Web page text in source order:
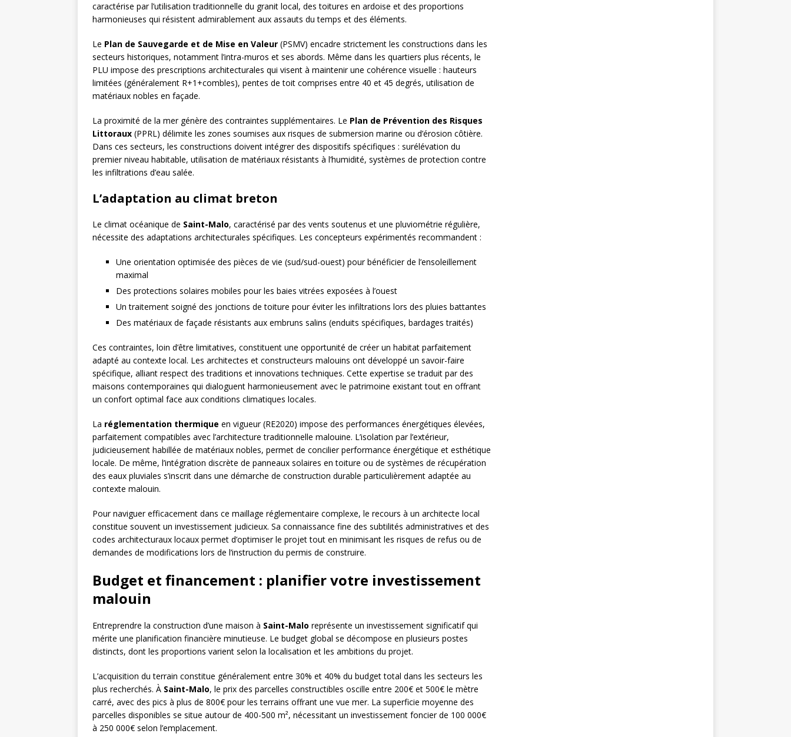
caractérise par l’utilisation traditionnelle du granit local, des toitures en ardoise et des proportions
harmonieuses qui résistent admirablement aux assauts du temps et des éléments.
Le Plan de Sauvegarde et de Mise en Valeur (PSMV) encadre strictement les constructions dans les
secteurs historiques, notamment l’intra-muros et ses abords. Même dans les quartiers plus récents, le
PLU impose des prescriptions architecturales qui visent à maintenir une cohérence visuelle : hauteurs
limitées (généralement R+1+combles), pentes de toit comprises entre 40 et 45 degrés, utilisation de
matériaux nobles en façade.
La proximité de la mer génère des contraintes supplémentaires. Le Plan de Prévention des Risques
Littoraux (PPRL) délimite les zones soumises aux risques de submersion marine ou d’érosion côtière.
Dans ces secteurs, les constructions doivent intégrer des dispositifs spécifiques : surélévation du
premier niveau habitable, utilisation de matériaux résistants à l’humidité, systèmes de protection contre
les infiltrations d’eau salée.
L’adaptation au climat breton
Le climat océanique de Saint-Malo, caractérisé par des vents soutenus et une pluviométrie régulière,
nécessite des adaptations architecturales spécifiques. Les concepteurs expérimentés recommandent :
Une orientation optimisée des pièces de vie (sud/sud-ouest) pour bénéficier de l’ensoleillement
maximal
Des protections solaires mobiles pour les baies vitrées exposées à l’ouest
Un traitement soigné des jonctions de toiture pour éviter les infiltrations lors des pluies battantes
Des matériaux de façade résistants aux embruns salins (enduits spécifiques, bardages traités)
Ces contraintes, loin d’être limitatives, constituent une opportunité de créer un habitat parfaitement
adapté au contexte local. Les architectes et constructeurs malouins ont développé un savoir-faire
spécifique, alliant respect des traditions et innovations techniques. Cette expertise se traduit par des
maisons contemporaines qui dialoguent harmonieusement avec le patrimoine existant tout en offrant
un confort optimal face aux conditions climatiques locales.
La réglementation thermique en vigueur (RE2020) impose des performances énergétiques élevées,
parfaitement compatibles avec l’architecture traditionnelle malouine. L’isolation par l’extérieur,
judicieusement habillée de matériaux nobles, permet de concilier performance énergétique et esthétique
locale. De même, l’intégration discrète de panneaux solaires en toiture ou de systèmes de récupération
des eaux pluviales s’inscrit dans une démarche de construction durable particulièrement adaptée au
contexte malouin.
Pour naviguer efficacement dans ce maillage réglementaire complexe, le recours à un architecte local
constitue souvent un investissement judicieux. Sa connaissance fine des subtilités administratives et des
codes architecturaux locaux permet d’optimiser le projet tout en minimisant les risques de refus ou de
demandes de modifications lors de l’instruction du permis de construire.
Budget et financement : planifier votre investissement
malouin
Entreprendre la construction d’une maison à Saint-Malo représente un investissement significatif qui
mérite une planification financière minutieuse. Le budget global se décompose en plusieurs postes
distincts, dont les proportions varient selon la localisation et les ambitions du projet.
L’acquisition du terrain constitue généralement entre 30% et 40% du budget total dans les secteurs les
plus recherchés. À Saint-Malo, le prix des parcelles constructibles oscille entre 200€ et 500€ le mètre
carré, avec des pics à plus de 800€ pour les terrains offrant une vue mer. La superficie moyenne des
parcelles disponibles se situe autour de 400-500 m², nécessitant un investissement foncier de 100 000€
à 250 000€ selon l’emplacement.